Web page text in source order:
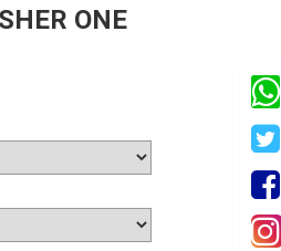
ONE